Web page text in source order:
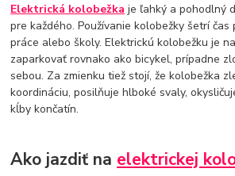
Elektrická kolobežka je ľahký a pohodlný
pre každého. Používanie kolobežky šetrí čas
práce alebo školy. Elektrickú kolobežku je
zaparkovať rovnako ako bicykel, prípadne
sebou. Za zmienku tiež stojí, že kolobežka
koordináciu, posilňuje hlboké svaly,
kĺby končatín.
Ako jazdiť na elektrickej